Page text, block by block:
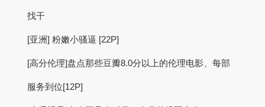
找干
[亚洲] 粉嫩小骚逼 [22P]
[高分伦理]盘点那些豆瓣8.0分以上的伦理电影、每部
服务到位[12P]